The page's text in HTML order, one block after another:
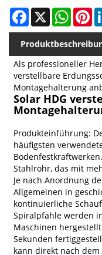
Facebook
X
Als professioneller
verstellbare
Montagehalterung
Solar HDG
Produkteinführung:
häufigsten
Stahlrohr, das mit
Je nach Anordnung
Allgemeinen in
kontinuierliche
Spiralpfähle werden
Maschinen
Sekunden
kann direkt nach